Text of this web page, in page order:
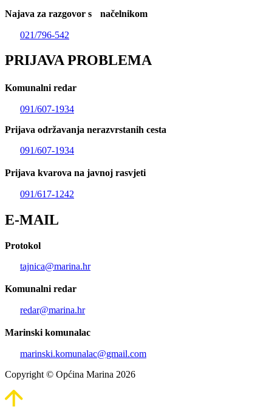
Najava za razgovor s načelnikom
021/796-542
PRIJAVA PROBLEMA
Komunalni redar
091/607-1934
Prijava održavanja nerazvrstanih cesta
091/607-1934
Prijava kvarova na javnoj rasvjeti
091/617-1242
E-MAIL
Protokol
tajnica@marina.hr
Komunalni redar
redar@marina.hr
Marinski komunalac
marinski.komunalac@gmail.com
Copyright © Općina Marina 2026